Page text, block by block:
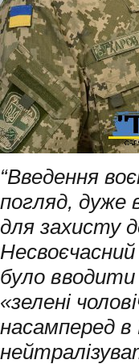
“Введення
погляд, дуже
для захисту
було вводити
«зелені
насамперед в